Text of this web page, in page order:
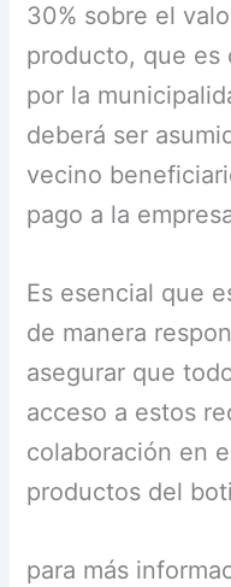
30% sobre el
producto, que es
por la
deberá ser
vecino
pago a la
Es esencial que
de manera
asegurar que
acceso a estos
colaboración en
productos del
para más